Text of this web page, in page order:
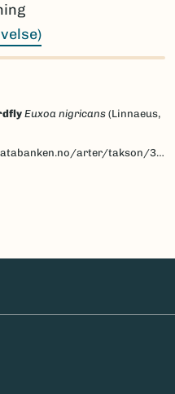
Euxoa nigricans (Linnaeus,
arter/takson/30917/beskrivelse